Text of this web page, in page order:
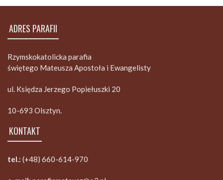
ADRES PARAFII
Rzymskokatolicka parafia
świętego Mateusza Apostoła i Ewangelisty
ul. Księdza Jerzego Popiełuszki 20
10-693 Olsztyn.
KONTAKT
tel.: (+48) 660-614-970